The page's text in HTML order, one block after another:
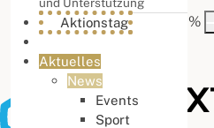
Buchstabenabstand
%
Aktionstag
Aktuelles
News
Events
Sport